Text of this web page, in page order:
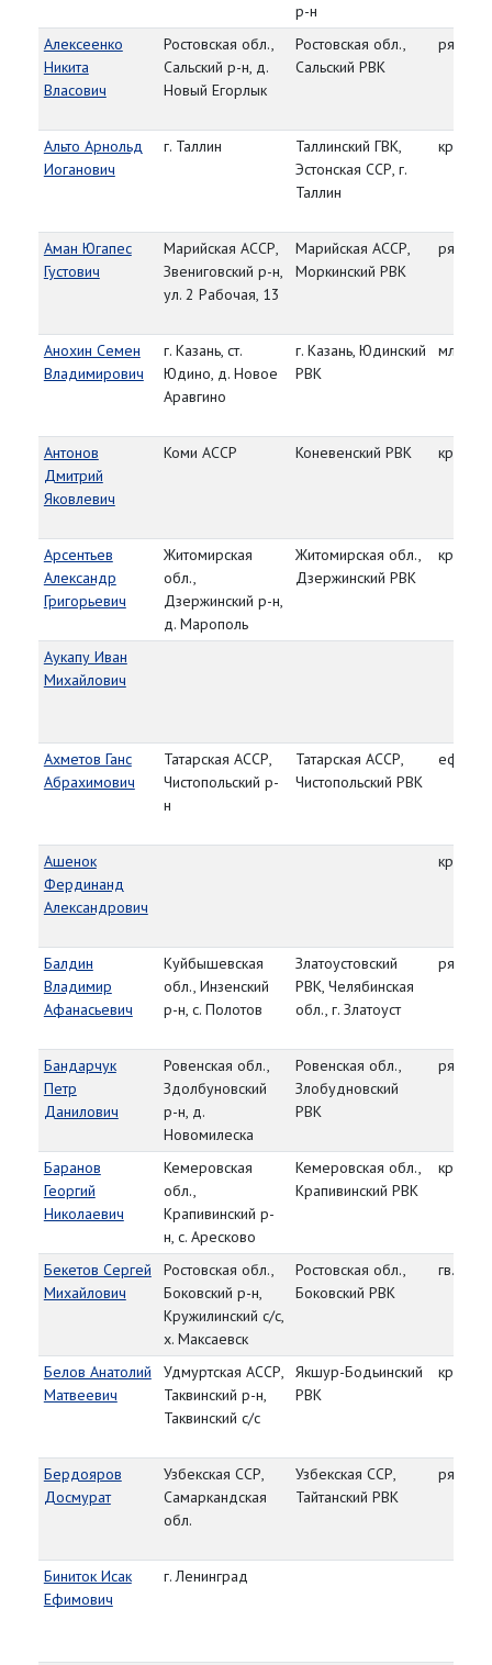
р-н
Алексеенко
Никита
Власович
Ростовская обл.,
Сальский р-н, д.
Новый Егорлык
Ростовская обл.,
Сальский РВК
Альто Арнольд
Иоганович
г. Таллин
Таллинский ГВК,
Эстонская ССР, г.
Таллин
Аман Югапес
Густович
Марийская АССР,
Звениговский р-н,
ул. 2 Рабочая, 13
Марийская АССР,
Моркинский РВК
Анохин Семен
Владимирович
г. Казань, ст.
Юдино, д. Новое
Аравгино
г. Казань, Юдинский
РВК
мл.
Антонов
Дмитрий
Яковлевич
Коми АССР Коневенский РВК
Арсентьев
Александр
Григорьевич
Житомирская
обл.,
Дзержинский р-н,
д. Марополь
Житомирская обл.,
Дзержинский РВК
Аукапу Иван
Михайлович
Ахметов Ганс
Абрахимович
Татарская АССР,
Чистопольский р-
н
Татарская АССР,
Чистопольский РВК
Ашенок
Фердинанд
Александрович
Балдин
Владимир
Афанасьевич
Куйбышевская
обл., Инзенский
р-н, с. Полотов
Златоустовский
РВК, Челябинская
обл., г. Златоуст
Бандарчук
Петр
Данилович
Ровенская обл.,
Здолбуновский
р-н, д.
Новомилеска
Ровенская обл.,
Злобудновский
РВК
Баранов
Георгий
Николаевич
Кемеровская
обл.,
Крапивинский р-
н, с. Аресково
Кемеровская обл.,
Крапивинский РВК
Бекетов Сергей
Михайлович
Ростовская обл.,
Боковский р-н,
Кружилинский с/с,
х. Максаевск
Ростовская обл.,
Боковский РВК
гв. ст.
Белов Анатолий
Матвеевич
Удмуртская АССР,
Таквинский р-н,
Таквинский с/с
Якшур-Бодьинский
РВК
Бердояров
Досмурат
Узбекская ССР,
Самаркандская
обл.
Узбекская ССР,
Тайтанский РВК
Биниток Исак
Ефимович
г. Ленинград